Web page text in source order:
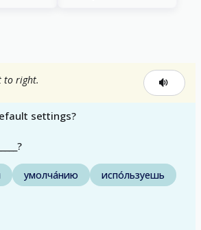
to right.
settings?
умолча́нию
испо́льзуешь